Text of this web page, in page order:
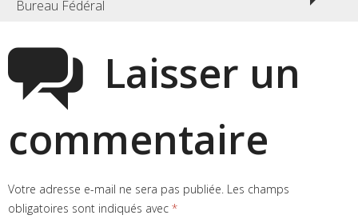
Bureau Fédéral
Laisser un
commentaire
Votre adresse e-mail ne sera pas publiée. Les champs
obligatoires sont indiqués avec *